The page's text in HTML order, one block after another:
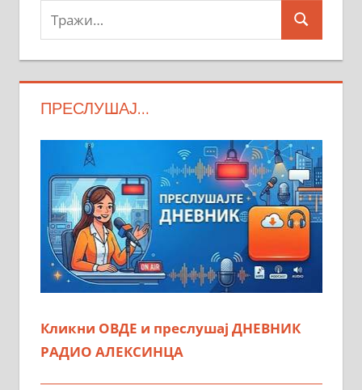
Тражи:
Search
ПРЕСЛУШАЈ…
Кликни ОВДЕ и преслушај ДНЕВНИК
РАДИО АЛЕКСИНЦА